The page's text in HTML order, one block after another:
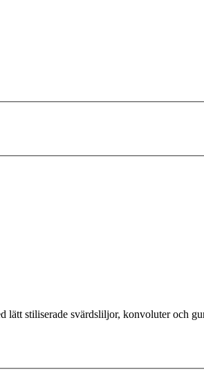
lätt stiliserade svärdsliljor, konvoluter och